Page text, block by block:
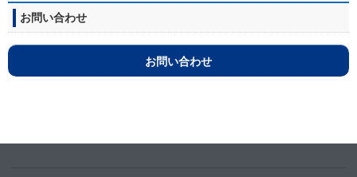
お問い合わせ
お問い合わせ